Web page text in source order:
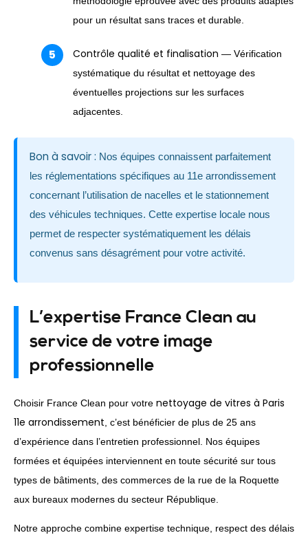
pour un résultat sans traces et durable.
Contrôle qualité et finalisation — Vérification
systématique du résultat et nettoyage des
éventuelles projections sur les surfaces
adjacentes.
Bon à savoir : Nos équipes connaissent parfaitement
les réglementations spécifiques au 11e arrondissement
concernant l’utilisation de nacelles et le stationnement
des véhicules techniques. Cette expertise locale nous
permet de respecter systématiquement les délais
convenus sans désagrément pour votre activité.
L’expertise France Clean au
service de votre image
professionnelle
Choisir France Clean pour votre nettoyage de vitres à Paris
11e arrondissement , c’est bénéficier de plus de 25 ans
d’expérience dans l’entretien professionnel. Nos équipes
formées et équipées interviennent en toute sécurité sur tous
types de bâtiments, des commerces de la rue de la Roquette
aux bureaux modernes du secteur République.
Notre approche combine expertise technique, respect des délais